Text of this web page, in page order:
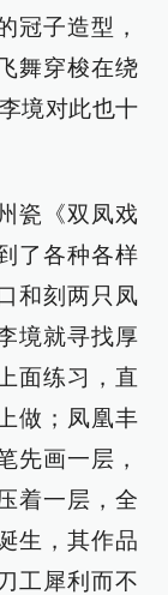
冠子造型，
舞穿梭在绕
境对此也十
瓷《双凤戏
了各种各样
和刻两只凤
境就寻找厚
面练习，直
做；凤凰丰
先画一层，
着一层，全
生，其作品
工犀利而不